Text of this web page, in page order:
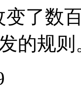
变了数
的规则